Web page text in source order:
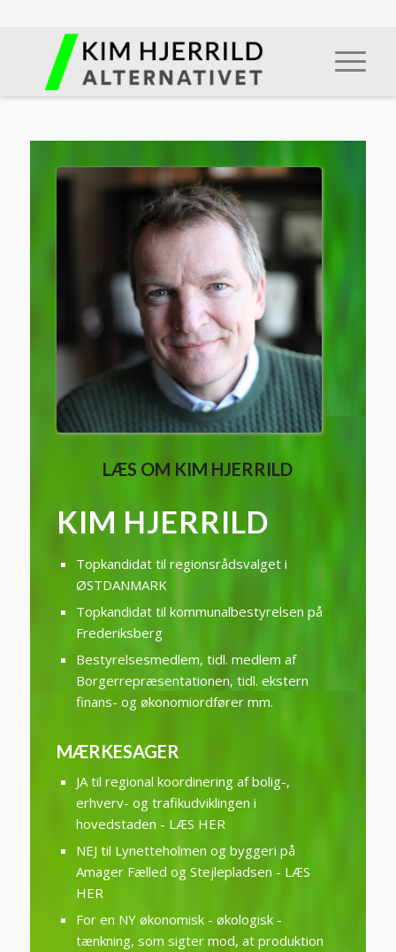
LÆS OM KIM HJERRILD
KIM HJERRILD
Topkandidat til regionsrådsvalget i
ØSTDANMARK
Topkandidat til kommunalbestyrelsen på
Frederiksberg
Bestyrelsesmedlem, tidl. medlem af
Borgerrepræsentationen, tidl. ekstern
finans- og økonomiordfører mm.
MÆRKESAGER
JA til regional koordinering af bolig-,
erhverv- og trafikudviklingen i
hovedstaden - LÆS HER
NEJ til Lynetteholmen og byggeri på
Amager Fælled og Stejlepladsen - LÆS
HER
For en NY økonomisk - økologisk -
tænkning, som sigter mod, at produktion